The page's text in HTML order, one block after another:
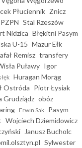
Płuciennik Znicz
PZPN Stal Rzeszów
Nidzica Błękitni Pasym
U-15 Mazur Ełk
Remisz transfery
Puławy Igor
Huragan Morąg
Ostróda Piotr Łysiak
Grudziądz obóz
Erwin Sak Pasym
Wojciech Dziemidowicz
Janusz Bucholc
Sylwester